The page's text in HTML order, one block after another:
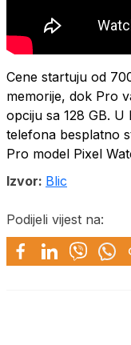
Cene startuju od
memorije, dok Pro
opciju sa 128 GB.
telefona besplatno
Pro model Pixel
Izvor: Blic
Podijeli vijest na: